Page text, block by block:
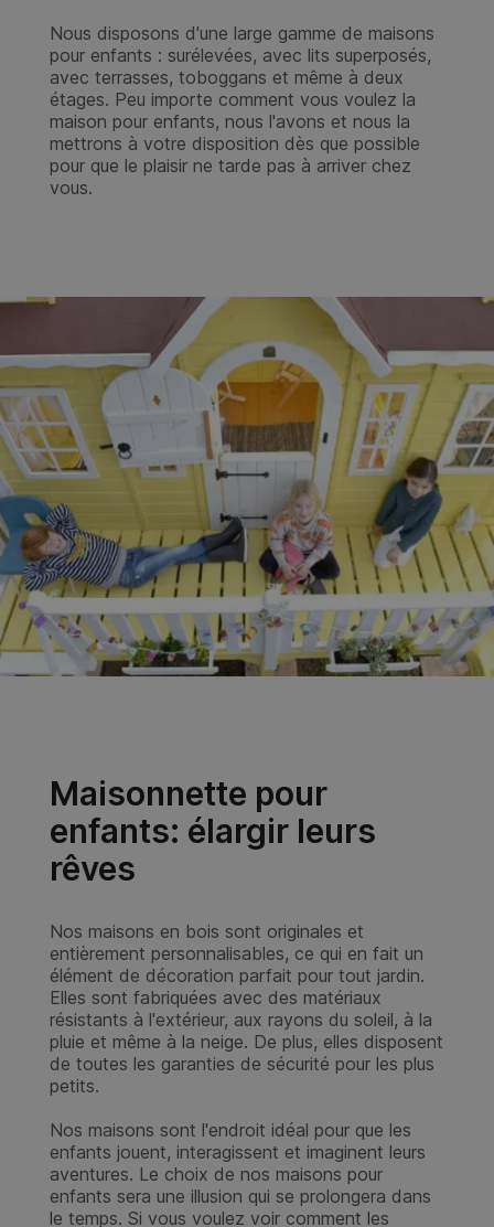
apprécient de gérer leur propre maison, de la
prendre en charge, de jouer entourés de la
nature et de profiter de moments
d'indépendance sont quelques-uns des
avantages que vous obtiendrez avec nos
maisons. Des maisons pour stimuler leur
imagination!
Maison pour enfant:
Sécurité et Confort
Nos maisons pour enfants offrent des garanties
toute variable dans le processus de production
de nos maisons. Pour cette raison, la sécurité
est toujours une question sur laquelle nous
insistons et travaillons jusqu'à ce que nous
soyons complètement satisfaits.
D'autre part, les garanties que vous obtiendrez
chez Casas Green House sont les plus
appréciez la qualité de nos produits par rapport
à n'importe quel concurrent.